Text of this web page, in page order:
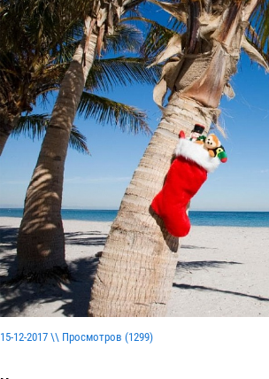
15-12-2017 \\ Просмотров (1299)